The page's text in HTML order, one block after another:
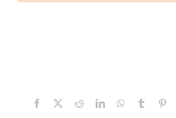
Facebook
X RedditLinkedInWhatsApp
Tumblr